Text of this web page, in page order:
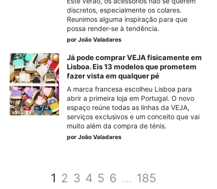
discretos, especialmente os colares.
Reunimos alguma inspiração para que
possa render-se à tendência.
por João Valadares
Já pode comprar VEJA fisicamente em
Lisboa. Eis 13 modelos que prometem
fazer vista em qualquer pé
A marca francesa escolheu Lisboa para
abrir a primeira loja em Portugal. O novo
espaço reúne todas as linhas da VEJA,
serviços exclusivos e um conceito que vai
muito além da compra de ténis.
por João Valadares
1 2 3 4 5 6 ... 185